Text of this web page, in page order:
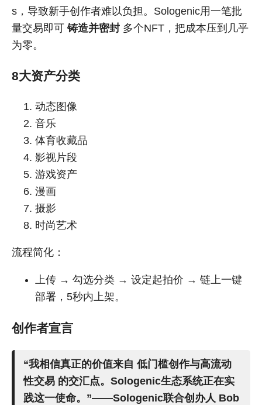
s，导致新手创作者难以负担。Sologenic用一笔批
量交易即可铸造并密封 多个NFT，把成本压到几乎
为零。
8大资产分类
动态图像
音乐
体育收藏品
影视片段
游戏资产
漫画
摄影
时尚艺术
流程简化：
上传 → 勾选分类 → 设定起拍价 → 链上一键
部署，5秒内上架。
创作者宣言
“我相信真正的价值来自 低门槛创作与高流动
性交易 的交汇点。Sologenic生态系统正在实
践这一使命。”——Sologenic联合创办人 Bob